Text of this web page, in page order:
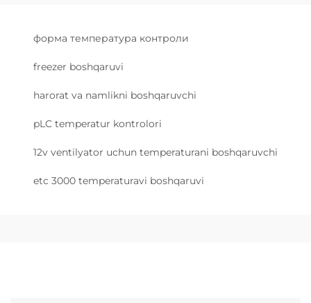
форма температура контроли
freezer boshqaruvi
harorat va namlikni boshqaruvchi
pLC temperatur kontrolori
12v ventilyator uchun temperaturani boshqaruvchi
etc 3000 temperaturavi boshqaruvi